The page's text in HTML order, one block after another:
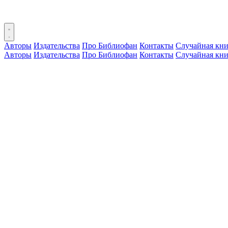
Авторы Издательства Про Библиофан Контакты Случайная
Авторы Издательства Про Библиофан Контакты Случайная